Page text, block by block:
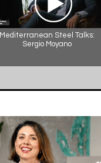
Mediterranean Steel Talks:
Sergio Moyano